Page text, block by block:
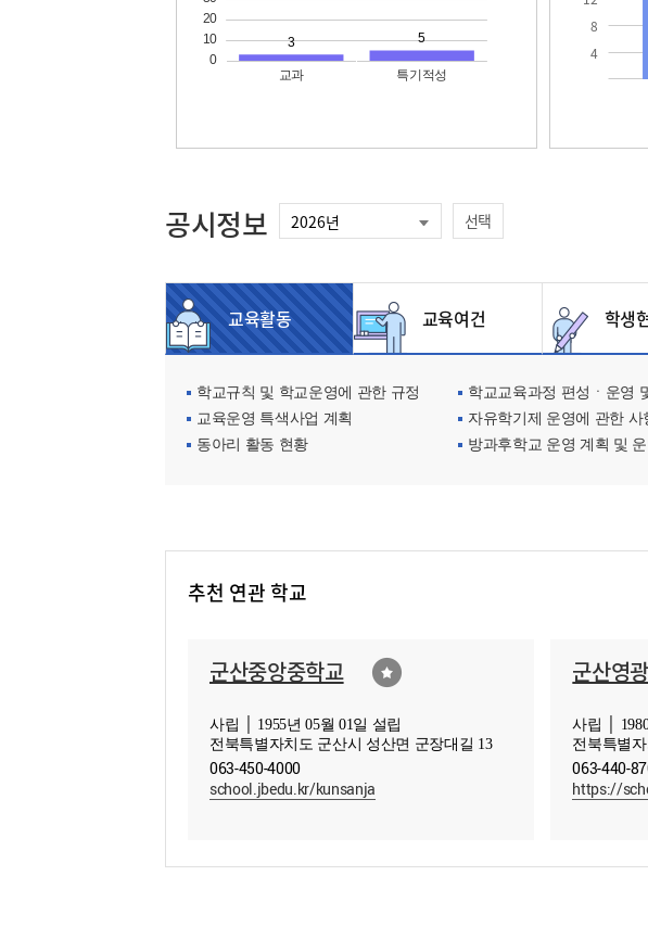
4
8
공시정보 선택
교육활동 교육여건 학생
학교규칙 및 학교운영에 관한 규정 학교교육과정 편성ㆍ운영 및 평가에
교육운영 특색사업 계획
자유학기제 운영에 관한 사
동아리 활동 현황
방과후학교 운영 계획 및 운영ㆍ
추천 연관 학교
군산중앙중학교
사립 │ 1955년 05월 01일 설립
전북특별자치도 군산시 성산면 군장대길 13
063-450-4000
school.jbedu.kr/kunsanja
군산영
사립 │
전북특별
063-440-
https://